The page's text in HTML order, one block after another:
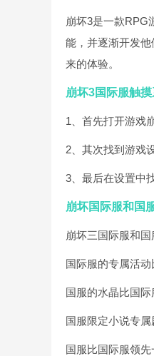
崩坏3是一款RPG
能，并逐渐开发
来的体验。
崩坏3国际服触
1、首先打开游戏
2、其次找到游戏
3、最后在设置中
崩坏国际服和国
崩坏三国际服和国
国际服的专属活动
国服的水晶比国际
国服限定小说专属
国服比国际服领先